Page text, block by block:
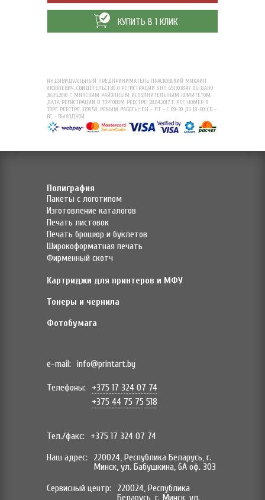
КУПИТЬ В 1 КЛИК
ИНДИВИДУАЛЬНЫЙ ПРЕДПРИНИМАТЕЛЬ ПРАСКОВСКИЙ МИХАИЛ
ЯКОВЛЕВИЧ. СВИДЕТЕЛЬСТВО О РЕГИСТРАЦИИ УНП 691303847 ВЫДАНО
28.05.2010 Г. МИНСКИМ РАЙОННЫМ ИСПОЛНИТЕЛЬНЫМ КОМИТЕТОМ.
ДАТА РЕГИСТРАЦИИ В ТОРГОВОМ РЕЕСТРЕ: 28.04.2017 Г. РЕГ. НОМЕР В
ТОРГ. РЕЕСТРЕ 379858. РЕЖИМ РАБОТЫ: ПН - ПТ - С 09-30 ДО 18-00; СБ -
ВС - ВЫХОДНОЙ
Полиграфия
Пакеты с логотипом
Изготовление каталогов
Печать листовок
Печать брошюр и буклетов
Широкоформатная печать
Фирменный скотч
Картриджи для принтеров и МФУ
Тонеры и чернила
Фотобумага
e-mail: info@printart.by
Телефоны:
+375 17 324 07 74
+375 44 75 75 518
Тел./факс:
+375 17 324 07 74
Наш адрес:
220024, Республика Беларусь, г.
Минск, ул. Бабушкина, 6А оф. 303
Сервисный центр:
220024, Республика
Беларусь, г. Минск, ул.